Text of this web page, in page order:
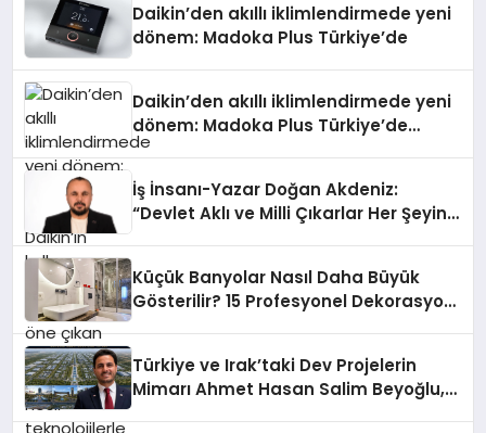
Daikin’den akıllı iklimlendirmede yeni
dönem: Madoka Plus Türkiye’de
Daikin’den akıllı iklimlendirmede yeni
dönem: Madoka Plus Türkiye’de
Daikin’in kullanıcı dostu tasarımıyla
teknolojilerle donatılmış son modeli
VRV kontrol ünitesi Madoka Plus
Türkiye’de satışa sunuldu. Tam
dokunmatik ekranı, mobil uygulama
desteği ve akıllı sensör entegrasyonu
sayesinde iklimlendirme sistemlerinin
yönetimini daha kolay, konforlu ve
verimli hale getiriyor. Enerji
verimliliğini artırırken modern yaşam
İş İnsanı-Yazar Doğan Akdeniz:
“Devlet Aklı ve Milli Çıkarlar Her Şeyin
Küçük Banyolar Nasıl Daha Büyük
Gösterilir? 15 Profesyonel Dekorasyon
Türkiye ve Irak’taki Dev Projelerin
Mimarı Ahmet Hasan Salim Beyoğlu,